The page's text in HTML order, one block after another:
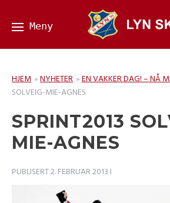
HJEM »NYHETER »EN VAKKER DAG! – NÅ
SOLVEIG-MIE-AGNES
SPRINT2013
MIE-AGNES
PUBLISERT2. FEBRUAR 2013 I